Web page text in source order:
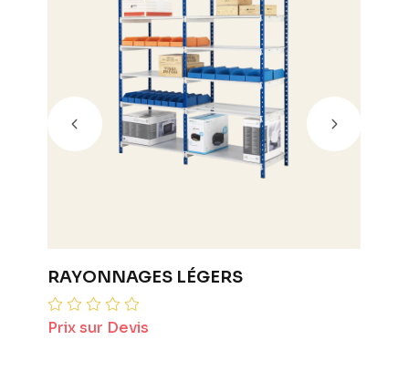
RAYONNAGES LÉGERS
Prix sur Devis